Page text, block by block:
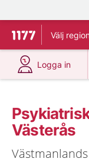
Till startsidan för
Välj
Logga in
på 1177.se
Västerås